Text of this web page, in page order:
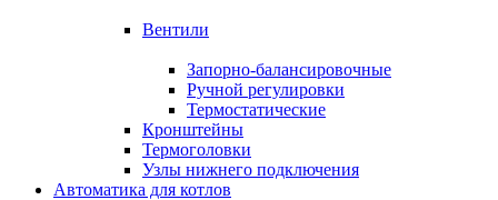
Вентили
Запорно-балансировочные
Ручной регулировки
Термостатические
Кронштейны
Термоголовки
Узлы нижнего подключения
Автоматика для котлов